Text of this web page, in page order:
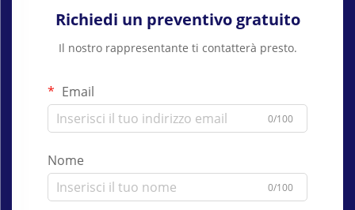
Richiedi un preventivo gratuito
Il nostro rappresentante ti contatterà presto.
Email
0/100
Nome
0/100